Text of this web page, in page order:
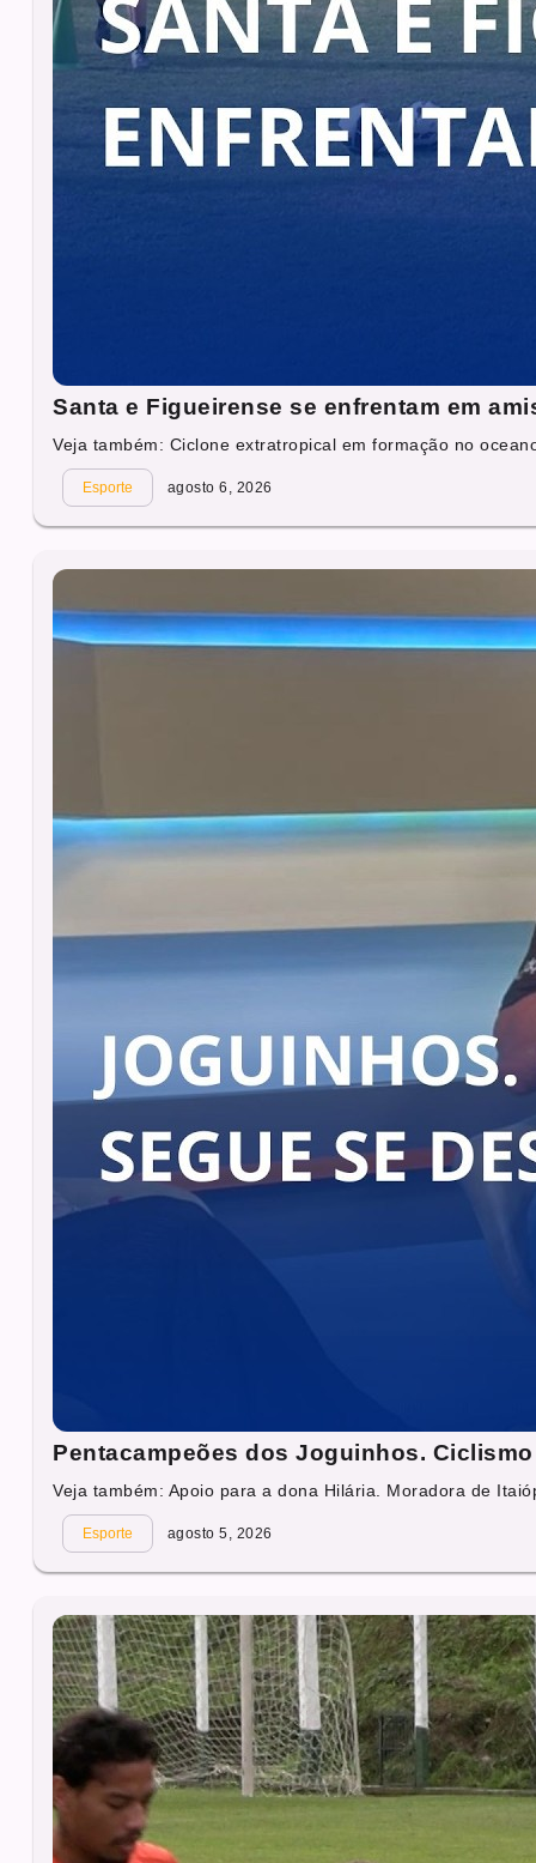
Santa e Figueirense se enfrentam em
Veja também: Ciclone extratropical em formação no
Esporte agosto 6, 2026
Pentacampeões dos Joguinhos.
Veja também: Apoio para a dona Hilária. Moradora de
Esporte agosto 5, 2026